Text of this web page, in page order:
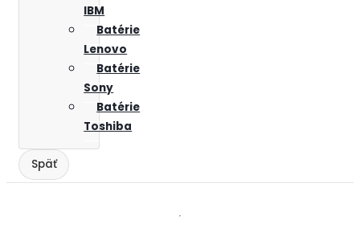
IBM
Batérie
Lenovo
Batérie
Sony
Batérie
Toshiba